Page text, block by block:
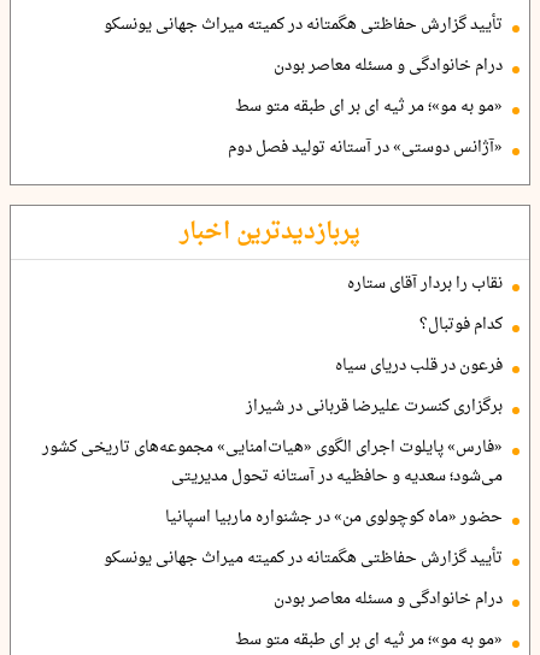
تأیید گزارش حفاظتی هگمتانه در کمیته میراث جهانی یونسکو
درام خانوادگی و مسئله معاصر بودن
«مو به مو»؛ مر ثیه ای بر ای طبقه متو سط
«آژانس دوستی» در آستانه تولید فصل دوم
پربازدیدترین اخبار
نقاب را بردار آقای ستاره
کدام فوتبال؟
فرعون در قلب دریای سیاه
برگزاری کنسرت علیرضا قربانی در شیراز
«فارس» پایلوت اجرای الگوی «هیات‌امنایی» مجموعه‌های تاریخی کشور
می‌شود؛ سعدیه و حافظیه در آستانه تحول مدیریتی
حضور «ماه کوچولوی من» در جشنواره ماربیا اسپانیا
تأیید گزارش حفاظتی هگمتانه در کمیته میراث جهانی یونسکو
درام خانوادگی و مسئله معاصر بودن
«مو به مو»؛ مر ثیه ای بر ای طبقه متو سط